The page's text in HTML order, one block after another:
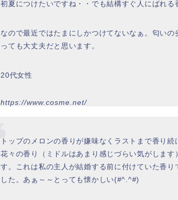
初夏につけたいですね・・でも結構すぐ人にばれる
なので最近ではたまにしかつけてないなぁ。匂い
っても大丈夫だと思います。
20代女性
https://www.cosme.net/
トップのメロンの香りが嫌味なくラストまで香り
花々の香り（ミドルはあまり感じづらい気がしま
す。これは私の主人が結婚する前に付けていた香
した。あぁ～～とっても懐かしい(#^.^#)